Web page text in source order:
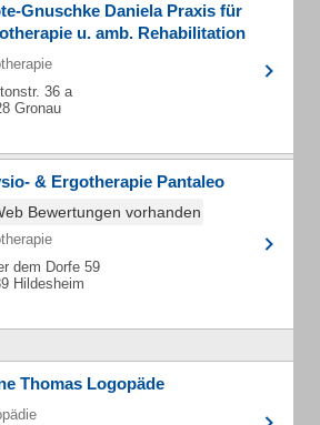
Gnuschke Daniela Praxis für
u. amb. Rehabilitation
36 a
Gronau
& Ergotherapie Pantaleo
Bewertungen vorhanden
dem Dorfe 59
Hildesheim
Thomas Logopäde